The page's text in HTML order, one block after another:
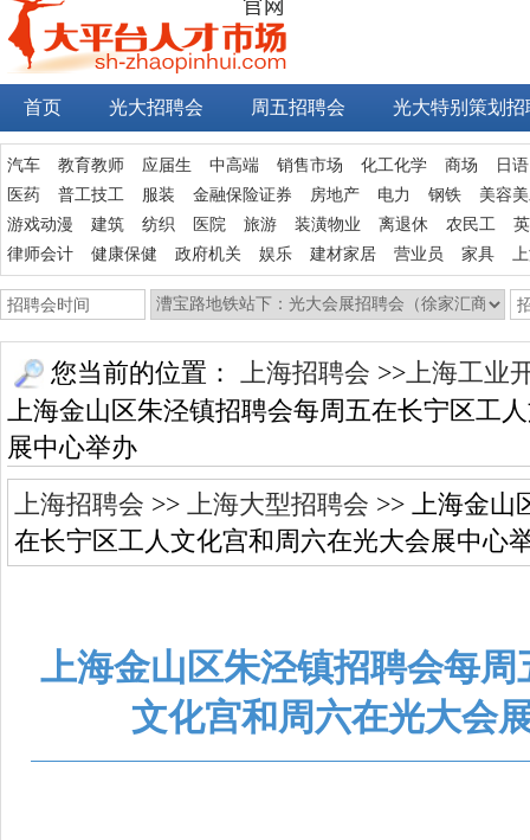
首页 光大招聘会 周五招聘会 光大特别策划招
汽车 教育教师 应届生 中高端 销售市场 化工化学 商场
日
医药
普工技工 服装 金融保险证券 房地产 电力 钢铁
美容
游戏动漫
建筑 纺织 医院 旅游 装潢物业 离退休 农民工
律师会计
健康保健 政府机关 娱乐 建材家居 营业员 家具
您当前的位置： 上海招聘会 >>上海工业
上海金山区朱泾镇招聘会每周五在长宁区工
展中心举办
上海招聘会 >> 上海大型招聘会 >> 上海金山
在长宁区工人文化宫和周六在光大会展中心
上海金山区朱泾镇招聘会每
文化宫和周六在光大会